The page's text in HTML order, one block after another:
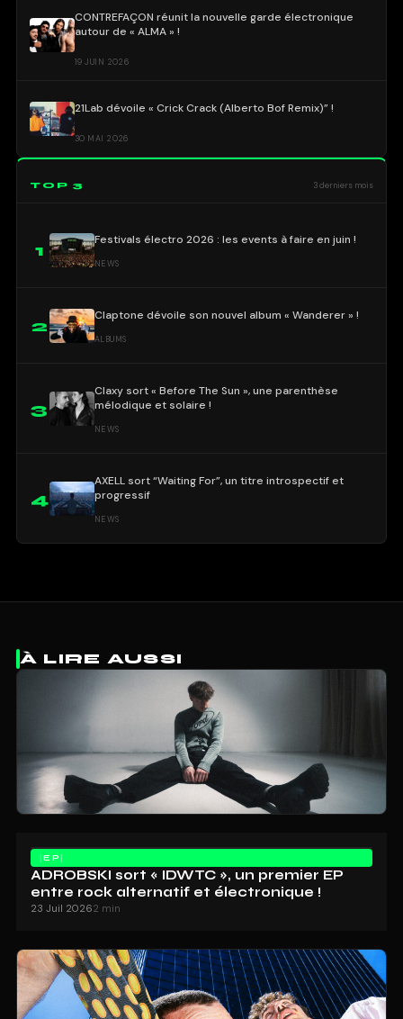
CONTREFAÇON réunit la nouvelle garde électronique
autour de « ALMA » !
19 JUIN 2026
21Lab dévoile « Crick Crack (Alberto Bof Remix)” !
30 MAI 2026
TOP 3 3 derniers mois
1
Festivals électro 2026 : les events à faire en juin !
NEWS
2
Claptone dévoile son nouvel album « Wanderer » !
ALBUMS
3
Claxy sort « Before The Sun », une parenthèse
mélodique et solaire !
NEWS
4
AXELL sort “Waiting For”, un titre introspectif et
progressif
NEWS
À LIRE AUSSI
EP
ADROBSKI sort « IDWTC », un premier EP
entre rock alternatif et électronique !
23 Juil 20262 min